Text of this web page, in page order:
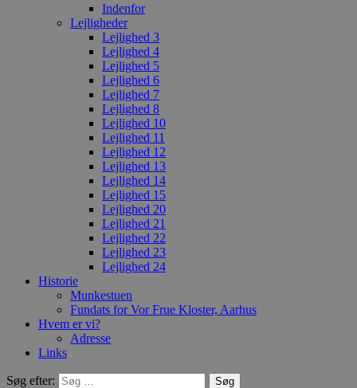
Indenfor
Lejligheder
Lejlighed 3
Lejlighed 4
Lejlighed 5
Lejlighed 6
Lejlighed 7
Lejlighed 8
Lejlighed 10
Lejlighed 11
Lejlighed 12
Lejlighed 13
Lejlighed 14
Lejlighed 15
Lejlighed 20
Lejlighed 21
Lejlighed 22
Lejlighed 23
Lejlighed 24
Historie
Munkestuen
Fundats for Vor Frue Kloster, Aarhus
Hvem er vi?
Adresse
Links
Søg efter: